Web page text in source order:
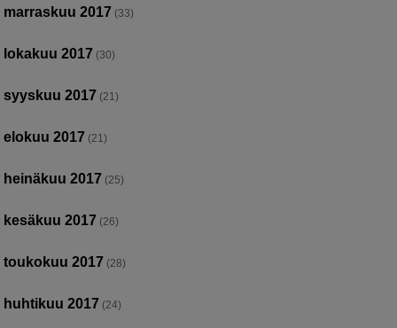
marraskuu 2017 (33)
lokakuu 2017 (30)
syyskuu 2017 (21)
elokuu 2017 (21)
heinäkuu 2017 (25)
kesäkuu 2017 (26)
toukokuu 2017 (28)
huhtikuu 2017 (24)